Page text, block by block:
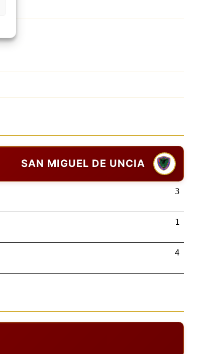
SAN MIGUEL DE UNCIA
3
1
4